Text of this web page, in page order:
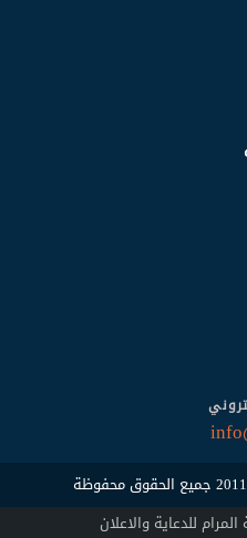
للدعاية والاعلان